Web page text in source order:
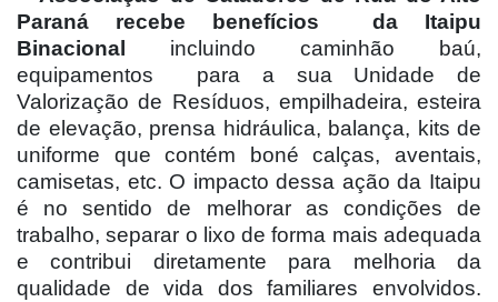
Paraná recebe benefícios
da Itaipu
Binacional incluindo caminhão baú,
equipamentos
para a sua Unidade de
Valorização de Resíduos, empilhadeira, esteira
de elevação, prensa hidráulica, balança, kits de
uniforme que contém boné calças, aventais,
camisetas, etc. O impacto dessa ação da Itaipu
é no sentido de melhorar as condições de
trabalho, separar o lixo de forma mais adequada
e contribui diretamente para melhoria da
qualidade de vida dos familiares envolvidos.